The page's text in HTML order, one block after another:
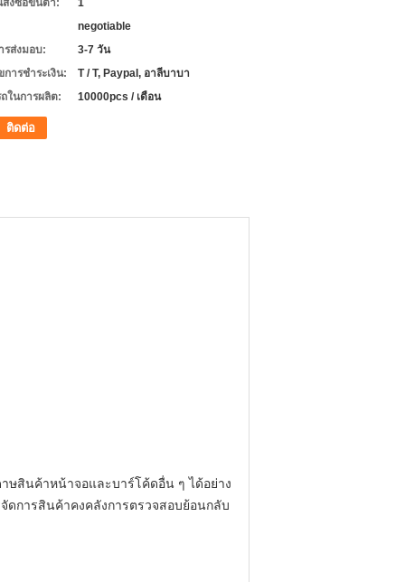
งซื้อขั้นต่ำ:
1
negotiable
รส่งมอบ:
3-7 วัน
การชำระเงิน:
T / T, Paypal, อาลีบาบา
ในการผลิต:
10000pcs / เดือน
ติดต่อ
ษสินค้าหน้าจอและบาร์โค้ดอื่น ๆ ได้อย่าง
ดการสินค้าคงคลังการตรวจสอบย้อนกลับ